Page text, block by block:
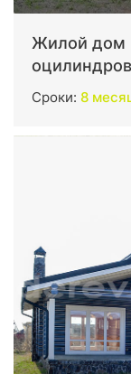
Жилой дом
Сроки: 8